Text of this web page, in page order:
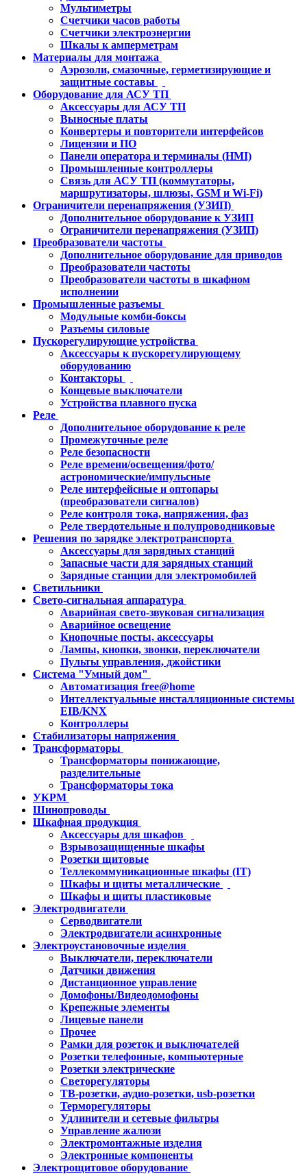
Мультиметры
Счетчики часов работы
Счетчики электроэнергии
Шкалы к амперметрам
Материалы для монтажа
Аэрозоли, смазочные, герметизирующие и
защитные составы
Оборудование для АСУ ТП
Аксессуары для АСУ ТП
Выносные платы
Конвертеры и повторители интерфейсов
Лицензии и ПО
Панели оператора и терминалы (HMI)
Промышленные контроллеры
Связь для АСУ ТП (коммутаторы,
маршрутизаторы, шлюзы, GSM и Wi-Fi)
Ограничители перенапряжения (УЗИП)
Дополнительное оборудование к УЗИП
Ограничители перенапряжения (УЗИП)
Преобразователи частоты
Дополнительное оборудование для приводов
Преобразователи частоты
Преобразователи частоты в шкафном
исполнении
Промышленные разъемы
Модульные комби-боксы
Разъемы силовые
Пускорегулирующие устройства
Аксессуары к пускорегулирующему
оборудованию
Контакторы
Концевые выключатели
Устройства плавного пуска
Реле
Дополнительное оборудование к реле
Промежуточные реле
Реле безопасности
Реле времени/освещения/фото/
астрономические/импульсные
Реле интерфейсные и оптопары
(преобразователи сигналов)
Реле контроля тока, напряжения, фаз
Реле твердотельные и полупроводниковые
Решения по зарядке электротранспорта
Аксессуары для зарядных станций
Запасные части для зарядных станций
Зарядные станции для электромобилей
Светильники
Свето-сигнальная аппаратура
Аварийная свето-звуковая сигнализация
Аварийное освещение
Кнопочные посты, аксессуары
Лампы, кнопки, звонки, переключатели
Пульты управления, джойстики
Система "Умный дом"
Автоматизация free@home
Интеллектуальные инсталляционные системы
EIB/KNX
Контроллеры
Стабилизаторы напряжения
Трансформаторы
Трансформаторы понижающие,
разделительные
Трансформаторы тока
УКРМ
Шинопроводы
Шкафная продукция
Аксессуары для шкафов
Взрывозащищенные шкафы
Розетки щитовые
Теллекоммуникационные шкафы (IT)
Шкафы и щиты металлические
Шкафы и щиты пластиковые
Электродвигатели
Серводвигатели
Электродвигатели асинхронные
Электроустановочные изделия
Выключатели, переключатели
Датчики движения
Дистанционное управление
Домофоны/Видеодомофоны
Крепежные элементы
Лицевые панели
Прочее
Рамки для розеток и выключателей
Розетки телефонные, компьютерные
Розетки электрические
Светорегуляторы
ТВ-розетки, аудио-розетки, usb-розетки
Терморегуляторы
Удлинители и сетевые фильтры
Управление жалюзи
Электромонтажные изделия
Электронные компоненты
Электрощитовое оборудование